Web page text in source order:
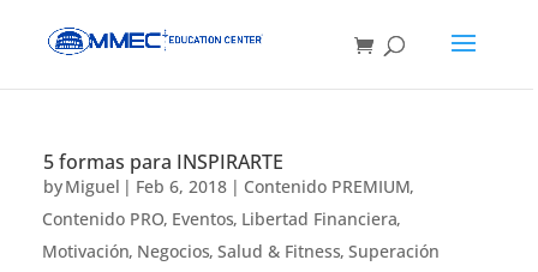
5 formas para INSPIRARTE
byMiguel| Feb 6, 2018| Contenido PREMIUM,
Contenido PRO, Eventos, Libertad Financiera,
Motivación, Negocios,Salud & Fitness,Superación